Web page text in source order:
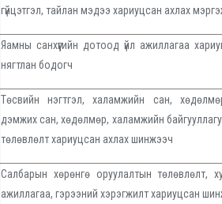
гүйцэтгэл, тайлан мэдээ хариуцсан ахлах
Яамны санхүүгийн дотоод үйл ажиллагаа
нягтлан бодогч
Төсвийн нэгтгэл, халамжийн сан,
дэмжих сан, хөдөлмөр, халамжийн
төлөвлөлт хариуцсан ахлах шинжээч
Салбарын хөрөнгө оруулалтын төлөвлөлт,
ажиллагаа, гэрээний хэрэгжилт хариуцсан